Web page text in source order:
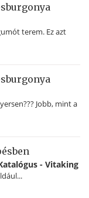
terem. Ez azt
Jobb, mint a
- Vitaking